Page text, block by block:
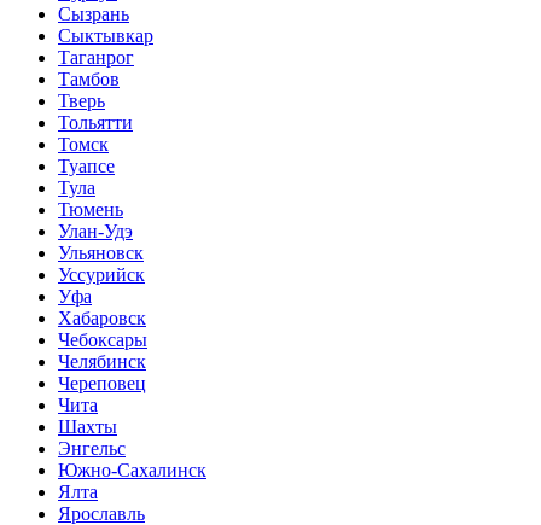
Сызрань
Сыктывкар
Таганрог
Тамбов
Тверь
Тольятти
Томск
Туапсе
Тула
Тюмень
Улан-Удэ
Ульяновск
Уссурийск
Уфа
Хабаровск
Чебоксары
Челябинск
Череповец
Чита
Шахты
Энгельс
Южно-Сахалинск
Ялта
Ярославль